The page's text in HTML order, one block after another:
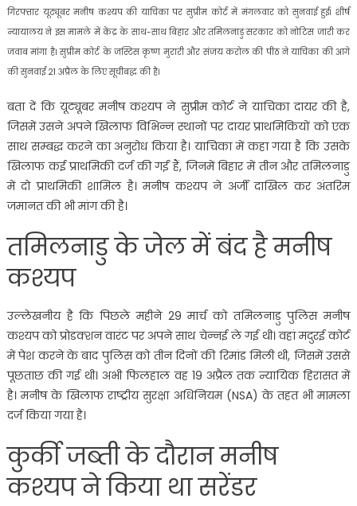
गिरफ्तार यूट्यूबर मनीष कश्यप की याचिका पर सुप्रीम कोर्ट में मंगलवार को सुनवाई हुई। शीर्ष
न्यायालय ने इस मामले में केंद्र के साथ-साथ बिहार और तमिलनाडु सरकार को नोटिस जारी कर
जवाब मांगा है। सुप्रीम कोर्ट के जस्टिस कृष्ण मुरारी और संजय करोल की पीठ ने याचिका की आगे
की सुनवाई 21 अप्रैल के लिए सूचीबद्ध की है।
बता दें कि यूट्यूबर मनीष कश्यप ने सुप्रीम कोर्ट ने याचिका दायर की है,
जिसमें उसने अपने खिलाफ विभिन्न स्थानों पर दायर प्राथमिकियों को एक
साथ सम्बद्ध करने का अनुरोध किया है। याचिका में कहा गया है कि उसके
खिलाफ कई प्राथमिकी दर्ज की गईं हैं, जिनमें बिहार में तीन और तमिलनाडु
में दो प्राथमिकी शामिल है। मनीष कश्यप ने अर्जी दाखिल कर अंतरिम
जमानत की भी मांग की है।
तमिलनाडु के जेल में बंद है मनीष
कश्यप
उल्लेखनीय है कि पिछले महीने 29 मार्च को तमिलनाडु पुलिस मनीष
कश्यप को प्रोडक्शन वारंट पर अपने साथ चेन्नई ले गई थी। वहां मदुरई कोर्ट
में पेश करने के बाद पुलिस को तीन दिनों की रिमांड मिली थी, जिसमें उससे
पूछताछ की गई थी। अभी फिलहाल वह 19 अप्रैल तक न्यायिक हिरासत में
है। मनीष के खिलाफ राष्ट्रीय सुरक्षा अधिनियम (NSA) के तहत भी मामला
दर्ज किया गया है।
कुर्की जब्ती के दौरान मनीष
कश्यप ने किया था सरेंडर